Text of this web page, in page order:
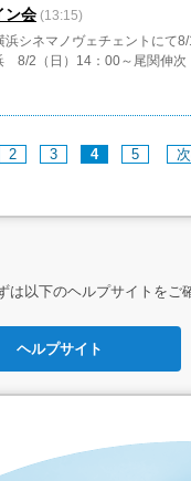
ン会 (13:15)
ネマノヴェチェントにて8/
8/2（日）14：00～尾関伸
2 3 4 5
以下のヘルプサイトをご
ヘルプサイト